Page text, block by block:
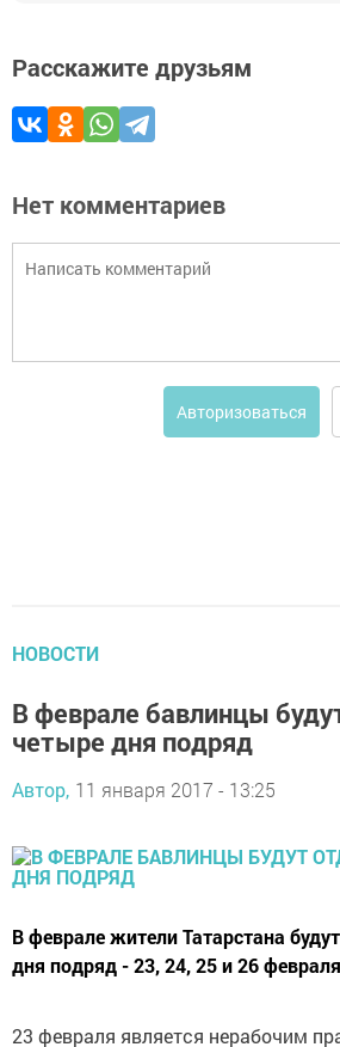
Расскажите друзьям
Нет комментариев
Авторизоваться
НОВОСТИ
В феврале бавлинцы
четыре дня подряд
Автор, 11 января 2017 - 13:25
В феврале жители Татарстана
дня подряд - 23, 24, 25 и 26
23 февраля является нерабочим